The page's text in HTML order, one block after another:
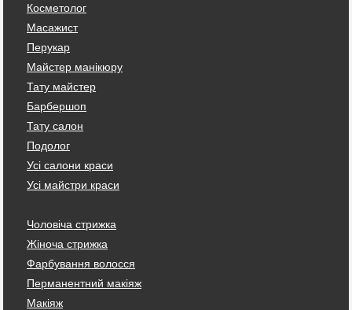
Косметолог
Масажист
Перукар
Майстер манікюру
Тату майстер
Барбершоп
Тату салон
Подолог
Усі салони краси
Усі майстри краси
Чоловіча стрижка
Жіноча стрижка
Фарбування волосся
Перманентний макіяж
Макіяж